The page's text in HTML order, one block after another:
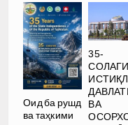
Оид ба рушд
ва таҳкими
35-
ВА